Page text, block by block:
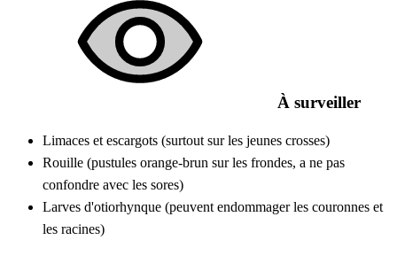
À surveiller
Limaces et escargots (surtout sur les jeunes crosses)
Rouille (pustules orange-brun sur les frondes, a ne pas
confondre avec les sores)
Larves d'otiorhynque (peuvent endommager les couronnes et
les racines)